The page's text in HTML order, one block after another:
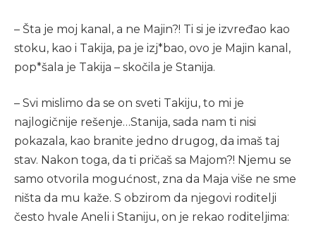
– Šta je moj kanal, a ne Majin?! Ti si je izvređao kao
stoku, kao i Takija, pa je izj*bao, ovo je Majin kanal,
pop*šala je Takija – skočila je Stanija.
– Svi mislimo da se on sveti Takiju, to mi je
najlogičnije rešenje…Stanija, sada nam ti nisi
pokazala, kao branite jedno drugog, da imaš taj
stav. Nakon toga, da ti pričaš sa Majom?! Njemu se
samo otvorila mogućnost, zna da Maja više ne sme
ništa da mu kaže. S obzirom da njegovi roditelji
često hvale Aneli i Staniju, on je rekao roditeljima: